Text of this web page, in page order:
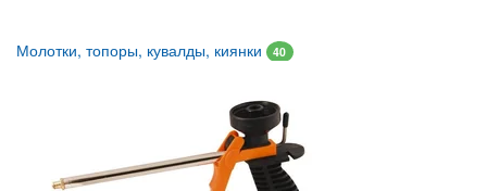
Молотки, топоры, кувалды, киянки 40